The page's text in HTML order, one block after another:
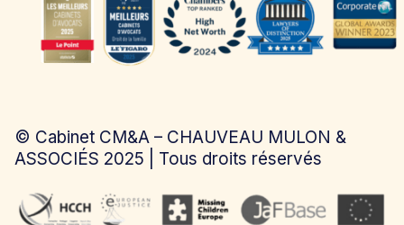
© Cabinet CM&A – CHAUVEAU MULON &
ASSOCIÉS 2025 | Tous droits réservés